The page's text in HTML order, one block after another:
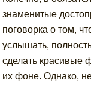
знаменитые
поговорка о том,
услышать,
сделать красивые
их фоне. Однако,